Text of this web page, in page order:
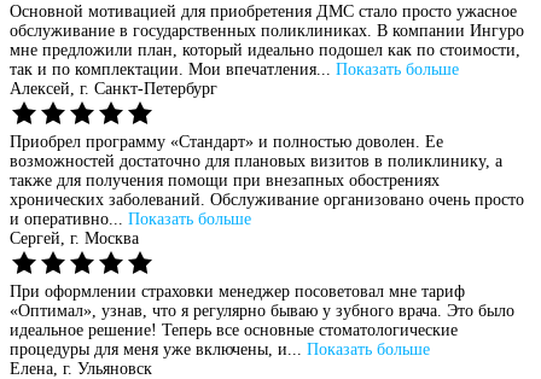
Основной мотивацией для приобретения ДМС стало просто ужасное
обслуживание в государственных поликлиниках. В компании Ингуро
мне предложили план, который идеально подошел как по стоимости,
так и по комплектации. Мои впечатления... Показать больше
Алексей, г. Санкт-Петербург
Приобрел программу «Стандарт» и полностью доволен. Ее
возможностей достаточно для плановых визитов в поликлинику, а
также для получения помощи при внезапных обострениях
хронических заболеваний. Обслуживание организовано очень просто
и оперативно... Показать больше
Сергей, г. Москва
При оформлении страховки менеджер посоветовал мне тариф
«Оптимал», узнав, что я регулярно бываю у зубного врача. Это было
идеальное решение! Теперь все основные стоматологические
процедуры для меня уже включены, и... Показать больше
Елена, г. Ульяновск